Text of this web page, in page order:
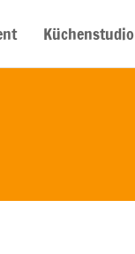
Küchenstudio